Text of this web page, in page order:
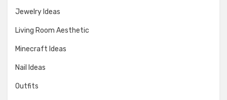
Jewelry Ideas
Living Room Aesthetic
Minecraft Ideas
Nail Ideas
Outfits